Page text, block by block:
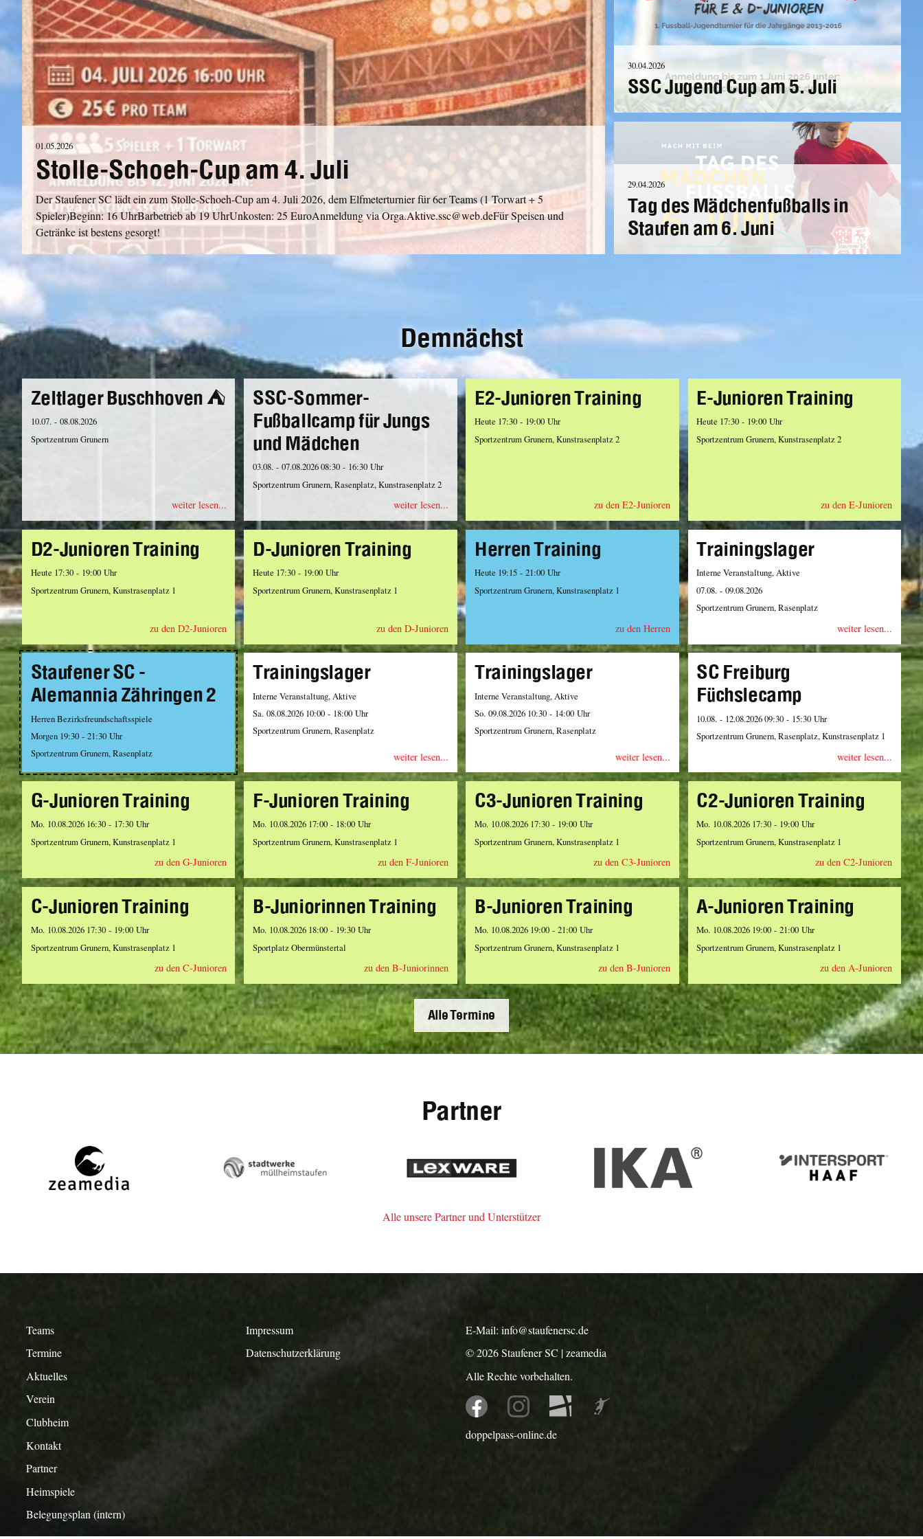
01.05.2026
Stolle-Schoeh-Cup am 4. Juli
Der Staufener SC lädt ein zum Stolle-Schoeh-Cup am 4. Juli 2026, dem Elfmeterturnier für 6er Teams (1 Torwart + 5
Spieler)Beginn: 16 UhrBarbetrieb ab 19 UhrUnkosten: 25 EuroAnmeldung via Orga.Aktive.ssc@web.deFür Speisen und
Getränke ist bestens gesorgt!
30.04.2026
SSC Jugend Cup am 5. Juli
29.04.2026
Tag des Mädchenfußballs in
Staufen am 6. Juni
Demnächst
Zeltlager Buschhoven ⛺️
10.07. - 08.08.2026
Sportzentrum Grunern
weiter lesen...
SSC-Sommer-
Fußballcamp für Jungs
und Mädchen
03.08. - 07.08.2026 08:30 - 16:30 Uhr
Sportzentrum Grunern, Rasenplatz, Kunstrasenplatz 2
weiter lesen...
E2-Junioren Training
Heute 17:30 - 19:00 Uhr
Sportzentrum Grunern, Kunstrasenplatz 2
zu den E2-Junioren
E-Junioren Training
Heute 17:30 - 19:00 Uhr
Sportzentrum Grunern, Kunstrasenplatz 2
zu den E-Junioren
D2-Junioren Training
Heute 17:30 - 19:00 Uhr
Sportzentrum Grunern, Kunstrasenplatz 1
zu den D2-Junioren
D-Junioren Training
Heute 17:30 - 19:00 Uhr
Sportzentrum Grunern, Kunstrasenplatz 1
zu den D-Junioren
Herren Training
Heute 19:15 - 21:00 Uhr
Sportzentrum Grunern, Kunstrasenplatz 1
zu den Herren
Trainingslager
Interne Veranstaltung, Aktive
07.08. - 09.08.2026
Sportzentrum Grunern, Rasenplatz
weiter lesen...
Staufener SC -
Alemannia Zähringen 2
Herren Bezirksfreundschaftsspiele
Morgen 19:30 - 21:30 Uhr
Sportzentrum Grunern, Rasenplatz
Trainingslager
Interne Veranstaltung, Aktive
Sa. 08.08.2026 10:00 - 18:00 Uhr
Sportzentrum Grunern, Rasenplatz
weiter lesen...
Trainingslager
Interne Veranstaltung, Aktive
So. 09.08.2026 10:30 - 14:00 Uhr
Sportzentrum Grunern, Rasenplatz
weiter lesen...
SC Freiburg
Füchslecamp
10.08. - 12.08.2026 09:30 - 15:30 Uhr
Sportzentrum Grunern, Rasenplatz, Kunstrasenplatz 1
weiter lesen...
G-Junioren Training
Mo. 10.08.2026 16:30 - 17:30 Uhr
Sportzentrum Grunern, Kunstrasenplatz 1
zu den G-Junioren
F-Junioren Training
Mo. 10.08.2026 17:00 - 18:00 Uhr
Sportzentrum Grunern, Kunstrasenplatz 1
zu den F-Junioren
C3-Junioren Training
Mo. 10.08.2026 17:30 - 19:00 Uhr
Sportzentrum Grunern, Kunstrasenplatz 1
zu den C3-Junioren
C2-Junioren Training
Mo. 10.08.2026 17:30 - 19:00 Uhr
Sportzentrum Grunern, Kunstrasenplatz 1
zu den C2-Junioren
C-Junioren Training
Mo. 10.08.2026 17:30 - 19:00 Uhr
Sportzentrum Grunern, Kunstrasenplatz 1
zu den C-Junioren
B-Juniorinnen Training
Mo. 10.08.2026 18:00 - 19:30 Uhr
Sportplatz Obermünstertal
zu den B-Juniorinnen
B-Junioren Training
Mo. 10.08.2026 19:00 - 21:00 Uhr
Sportzentrum Grunern, Kunstrasenplatz 1
zu den B-Junioren
A-Junioren Training
Mo. 10.08.2026 19:00 - 21:00 Uhr
Sportzentrum Grunern, Kunstrasenplatz 1
zu den A-Junioren
Alle Termine
Partner
zeamedia,
Werbeagentur
aus
Staufen
Müllheim-
Staufen
IKA
Haaf
Alle unsere Partner und Unterstützer
Teams
Termine
Aktuelles
Verein
Clubheim
Kontakt
Partner
Heimspiele
Belegungsplan (intern)
Impressum
Datenschutzerklärung
E-Mail:info@staufenersc.de
© 2026Staufener SC |zeamedia
Alle Rechte vorbehalten.
doppelpass-online.de